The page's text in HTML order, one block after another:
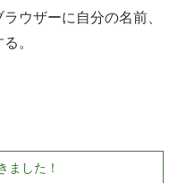
ウザーに自分の名前、
。
ました！